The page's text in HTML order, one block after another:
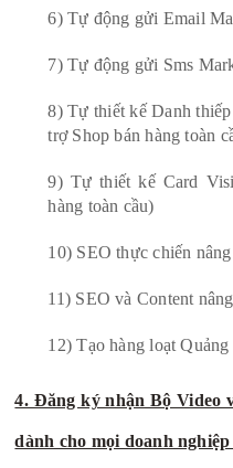
6) Tự động gửi Email
7) Tự động gửi Sms
8) Tự thiết kế Danh
trợ Shop bán hàng toàn
9) Tự thiết kế Card
hàng toàn cầu)
10) SEO thực chiến
11) SEO và Content
12) Tạo hàng loạt
4. Đăng ký nhận Bộ Video
dành cho mọi doanh